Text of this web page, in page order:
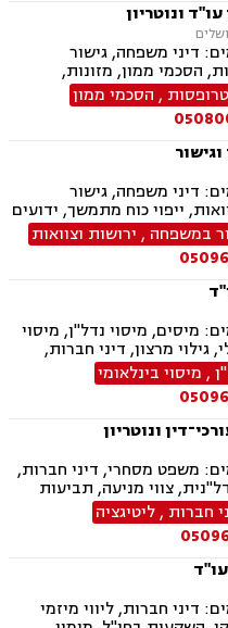
ונוטריון
דיני משפחה, גישור
הסכמי ממון, מזונות,
רבני, חלוקת רכוש, מעמד
שהות, ניכור הורי, עסקאות
וצוואות, נוטריון, ייפוי
חדלות פירעון, תביעות
מקרקעין ונדל"ן, עסקאות מכר
שניה מקבלן, משפט מסחרי,
מסחרית ונדל"נית, דיני
, הסכמי ממון
דיני משפחה, גישור
ייפוי כוח מתמשך, ידועים
הסכמי ממון, מזונות, משמורת,
נישואים אזרחיים, ידועים
אישי, תיאום הורי, זמני
ובוררויות, גישור עסקי,
בעלי מניות, דיני צרכנות
סכסוך שכנים.
במשפחה , ירושות וצוואות
מיסים, מיסוי נדל"ן, מיסוי
גילוי מרצון, דיני חברות,
והקפאת הליכים, סכסוך בין
דירה, ירושות וצוואות,
, מיסוי בינלאומי
ונוטריון
משפט מסחרי, דיני חברות,
צווי מניעה, תביעות
כוח מתמשך, ירושות
משפט אזרחי, סכסוכי
ממון, מיסוי עירוני, מיסוי
היטל השבחה, נוטריון.
חברות ,ליטיגציה
דיני חברות, ליווי מיזמי